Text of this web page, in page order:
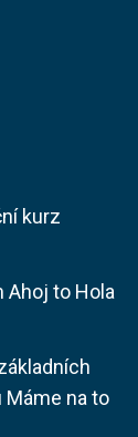
kurz
Ahoj to Hola
na to